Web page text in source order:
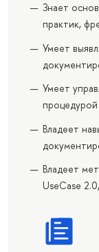
Знает
практик,
Умеет
Умеет
Владеет
Владеет
UseCase